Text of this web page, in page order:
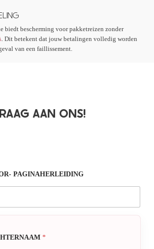
biedt bescherming voor pakketreizen zonder
. Dit betekent dat jouw betalingen volledig worden
van een faillissement.
AAN ONS!
PAGINAHERLEIDING
*